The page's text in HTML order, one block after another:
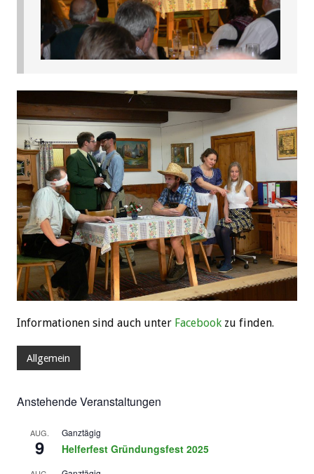
Informationen sind auch unter Facebook zu finden.
Allgemein
Anstehende Veranstaltungen
AUG.
9
Ganztägig
Helferfest Gründungsfest 2025